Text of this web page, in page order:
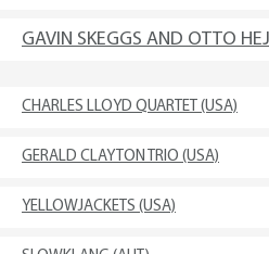
GAVIN SKEGGS AND OTTO
CHARLES LLOYD QUARTET (USA)
GERALD CLAYTON TRIO (USA)
YELLOWJACKETS (USA)